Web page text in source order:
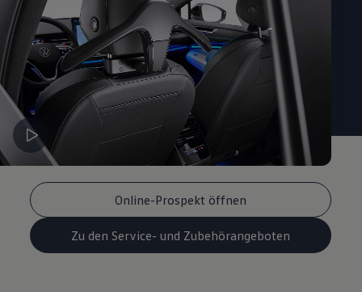
Online-Prospekt öffnen
Zu den Service- und Zubehörangeboten